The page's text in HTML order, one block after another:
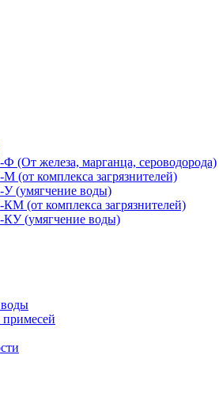
(От железа, марганца, сероводорода)
(от комплекса загрязнителей)
(умягчение воды)
(от комплекса загрязнителей)
КУ (умягчение воды)